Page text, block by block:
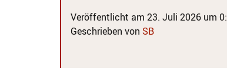
Veröffentlicht am 23. Juli 2026 um
Geschrieben von SB